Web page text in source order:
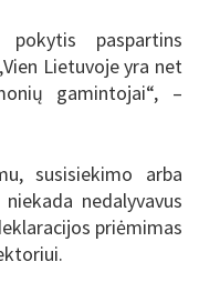
paspartins
Lietuvoje yra net
gamintojai“, –
susisiekimo arba
nedalyvavus
priėmimas